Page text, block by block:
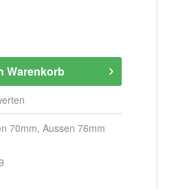
Warenkorb
70mm, Aussen 76mm